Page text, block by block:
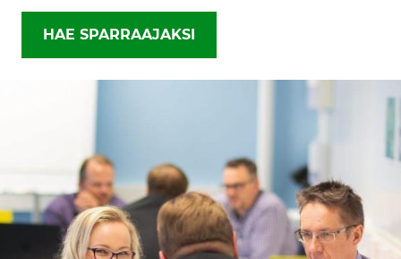
HAE SPARRAAJAKSI